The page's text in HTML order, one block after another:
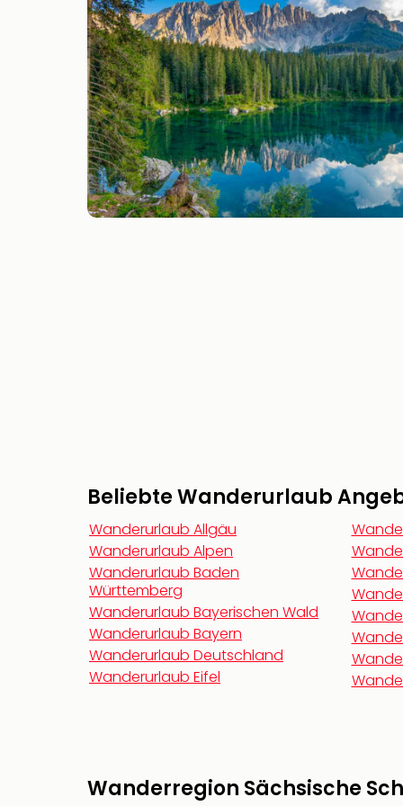
Beliebte Wanderurlaub
Wanderurlaub Allgäu
Wanderurlaub Alpen
Wanderurlaub Baden
Württemberg
Wanderurlaub Bayerischen Wald
Wanderurlaub Bayern
Wanderurlaub Deutschland
Wanderurlaub Eifel
Wanderregion Sächsische